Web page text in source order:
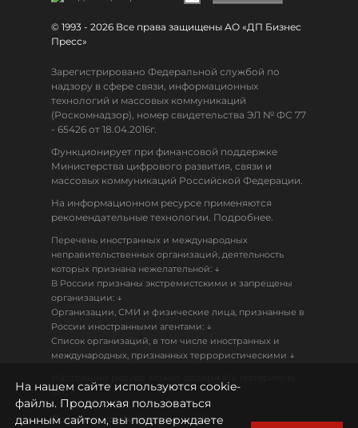
© 1993 - 2026 Все права защищены АО «ДП Бизнес
Пресс»
Зарегистрировано Федеральной службой по
надзору в сфере связи, информационных
технологий и массовых коммуникаций
(Роскомнадзор), номер свидетельства ЭЛ № ФС 77
- 65426 от 18.04.2016г.
Функционирует при финансовой поддержке
Министерства цифрового развития, связи и
массовых коммуникаций Российской Федерации.
На информационном ресурсе применяются
рекомендательные технологии. Подробнее.
Перечень иностранных и международных
неправительственных организаций, деятельность
которых признана нежелательной: ↓
В России признаны экстремистскими и запрещены
организации: ↓
Организации, СМИ и физические лица, признанные в
России иностранными агентами: ↓
Список организаций, в том числе иностранных и
международных, признанных террористическими ↓
18+
Политика конфиденциальности
На нашем сайте используются cookie-
файлы. Продолжая пользоваться
данным сайтом, вы подтверждаете